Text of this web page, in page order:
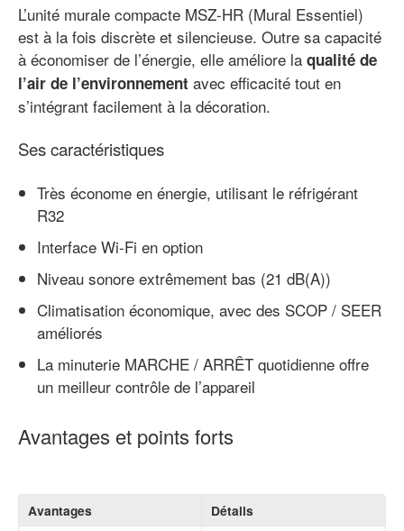
L’unité murale compacte MSZ-HR (Mural Essentiel)
est à la fois discrète et silencieuse. Outre sa capacité
à économiser de l’énergie, elle améliore la qualité de
l’air de l’environnement avec efficacité tout en
s’intégrant facilement à la décoration.
Ses caractéristiques
Très économe en énergie, utilisant le réfrigérant
R32
Interface Wi-Fi en option
Niveau sonore extrêmement bas (21 dB(A))
Climatisation économique, avec des SCOP / SEER
améliorés
La minuterie MARCHE / ARRÊT quotidienne offre
un meilleur contrôle de l’appareil
Avantages et points forts
Avantages Détails